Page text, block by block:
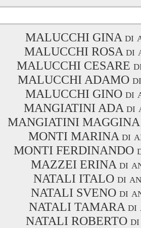
MALUCCHI GINA di
MALUCCHI ROSA di
MALUCCHI CESARE
MALUCCHI ADAMO
MALUCCHI GINO di
MANGIATINI ADA di
MANGIATINI MAGGINA
MONTI MARINA di
MONTI FERDINANDO
MAZZEI ERINA di
NATALI ITALO di
NATALI SVENO di
NATALI TAMARA di
NATALI ROBERTO